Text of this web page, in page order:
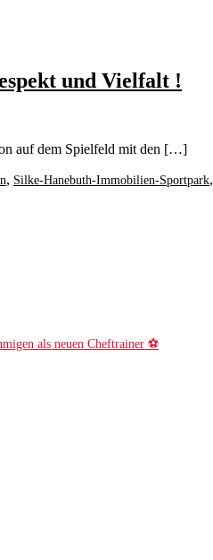
und Vielfalt !
auf dem Spielfeld mit den […]
, Silke-Hanebuth-Immobilien-Sportpark,
als neuen Cheftrainer ⚽️